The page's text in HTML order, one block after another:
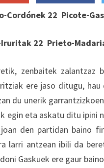
Cordónek 22 Picote-
22 Prieto-
zenbaitek
ere jaso ditugu,
du unerik
egin eta askatu ditu ipini
den partidan baino
larri antzean ibili da
Gaskuek ere gaur